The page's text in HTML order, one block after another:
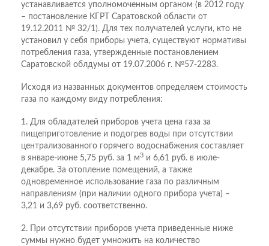
устанавливается уполномоченным органом (в 2012 году
– постановление КГРТ Саратовской области от
19.12.2011 № 32/1). Для тех получателей услуги, кто не
установил у себя приборы учета, существуют нормативы
потребления газа, утвержденные постановлением
Саратовской облдумы от 19.07.2006 г. №57-2283.
Исходя из названных документов определяем стоимость
газа по каждому виду потребления:
1. Для обладателей приборов учета цена газа за
пищеприготовление и подогрев воды при отсутствии
централизованного горячего водоснабжения составляет
в январе-июне 5,75 руб. за 1 м3 и 6,61 руб. в июле-
декабре. За отопление помещений, а также
одновременное использование газа по различным
направлениям (при наличии одного прибора учета) –
3,21 и 3,69 руб. соответственно.
2. При отсутствии приборов учета приведенные ниже
суммы нужно будет умножить на количество